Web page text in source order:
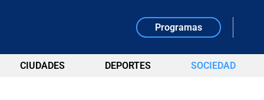
Programas
CIUDADES DEPORTES SOCIEDAD